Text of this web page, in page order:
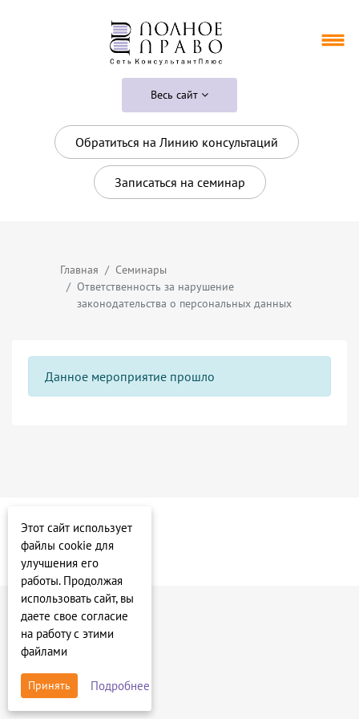
Весь сайт
Обратиться на Линию консультаций
Записаться на семинар
Главная
Семинары
Ответственность за нарушение
законодательства о персональных данных
Данное мероприятие прошло
Этот сайт использует
файлы cookie для
улучшения его
работы. Продолжая
использовать сайт, вы
даете свое согласие
на работу с этими
файлами
Принять Подробнее